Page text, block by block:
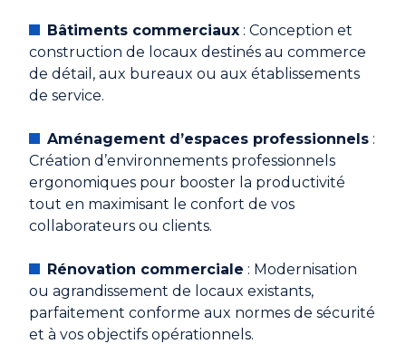
Bâtiments commerciaux : Conception et
construction de locaux destinés au commerce
de détail, aux bureaux ou aux établissements
de service.
Aménagement d’espaces professionnels :
Création d’environnements professionnels
ergonomiques pour booster la productivité
tout en maximisant le confort de vos
collaborateurs ou clients.
Rénovation commerciale : Modernisation
ou agrandissement de locaux existants,
parfaitement conforme aux normes de sécurité
et à vos objectifs opérationnels.